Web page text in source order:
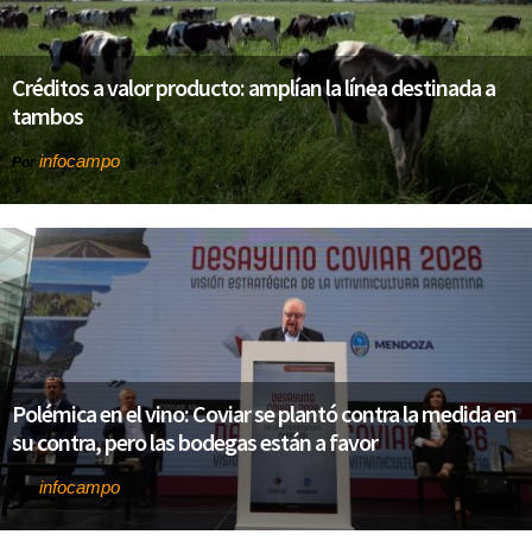
Créditos a valor producto: amplían la línea destinada a
tambos
Por infocampo
Polémica en el vino: Coviar se plantó contra la medida en
su contra, pero las bodegas están a favor
Porinfocampo